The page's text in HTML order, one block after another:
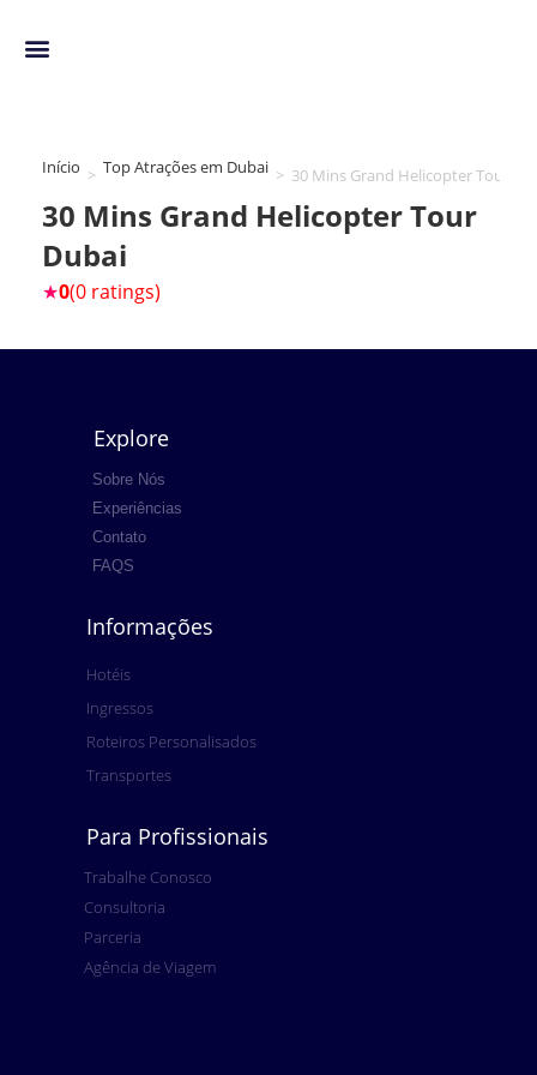
Início > Top Atrações em Dubai > 30 Mins Grand Helicopter Tour
30 Mins Grand Helicopter Tour
Dubai
★0(0 ratings)
Explore
Sobre Nós
Experiências
Contato
FAQS
Informações
Hotéis
Ingressos
Roteiros Personalisados
Transportes
Para Profissionais
Trabalhe Conosco
Consultoria
Parceria
Agência de Viagem